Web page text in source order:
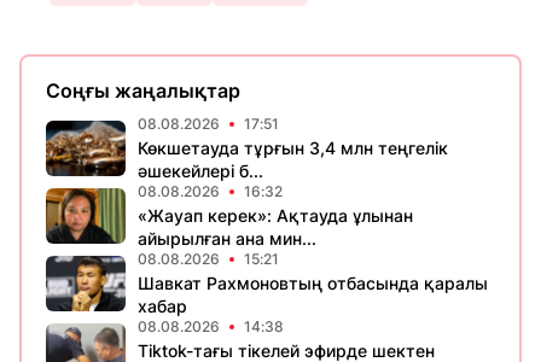
Соңғы жаңалықтар
08.08.2026 17:51
Көкшетауда тұрғын 3,4 млн теңгелік
әшекейлері б...
08.08.2026 16:32
«Жауап керек»: Ақтауда ұлынан
айырылған ана мин...
08.08.2026 15:21
Шавкат Рахмоновтың отбасында қаралы
хабар
08.08.2026 14:38
Tiktok-тағы тікелей эфирде шектен